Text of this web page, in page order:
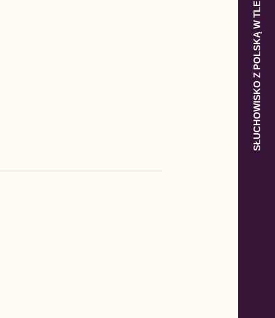
SŁUCHOWISKO Z POLSKĄ W TLE